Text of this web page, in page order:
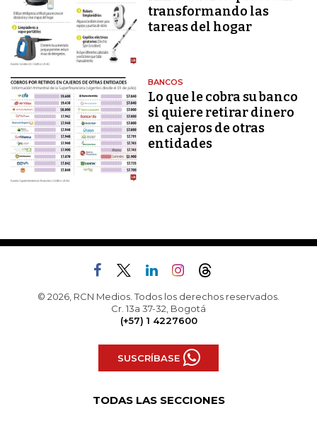
transformando las
tareas del hogar
BANCOS
Lo que le cobra su banco
si quiere retirar dinero
en cajeros de otras
entidades
© 2026, RCN Medios. Todos los derechos reservados.
Cr. 13a 37-32, Bogotá
(+57) 1 4227600
SUSCRÍBASE
TODAS LAS SECCIONES